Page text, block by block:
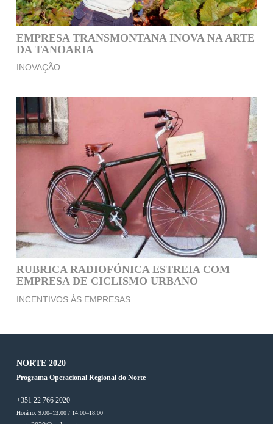
EMPRESA TRANSMONTANA INOVA NA ARTE
DA TANOARIA
INOVAÇÃO
RUBRICA RADIOFÓNICA ESTREIA COM
EMPRESA DE CICLISMO URBANO
INCENTIVOS ÀS EMPRESAS
NORTE 2020
Programa Operacional Regional do Norte
+351 22 766 2020
Horário: 9:00–13:00 / 14:00–18.00